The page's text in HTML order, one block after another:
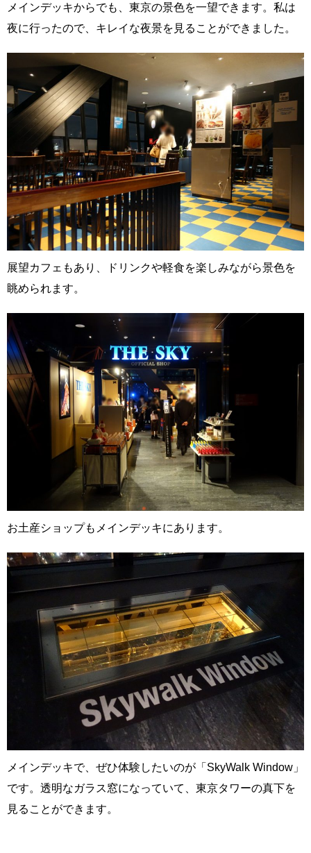
メインデッキからでも、東京の景色を一望できます。私は
夜に行ったので、キレイな夜景を見ることができました。
展望カフェもあり、ドリンクや軽食を楽しみながら景色を
眺められます。
お土産ショップもメインデッキにあります。
メインデッキで、ぜひ体験したいのが「SkyWalk Window」
です。透明なガラス窓になっていて、東京タワーの真下を
見ることができます。